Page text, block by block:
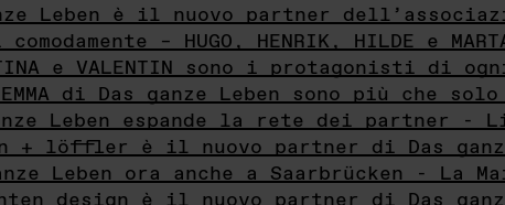
Leben è il nuovo partner
– HUGO, HENRIK, HILDE e
e VALENTIN sono i protagonisti di
EMMA di Das ganze Leben sono più che
Leben espande la rete dei partner -
+ löffler è il nuovo partner di Das
Leben ora anche a Saarbrücken - La
design è il nuovo partner di Das